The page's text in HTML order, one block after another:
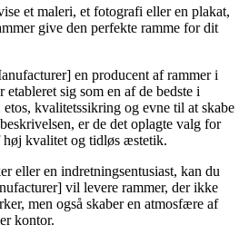
et maleri, et fotografi eller en plakat,
give den perfekte ramme for dit
en producent af rammer i
sig som en af de bedste i
kvalitetssikring og evne til at skabe
er de det oplagte valg for
høj kvalitet og tidløs æstetik.
eller en indretningsentusiast, kan du
vil levere rammer, der ikke
men også skaber en atmosfære af
kontor.